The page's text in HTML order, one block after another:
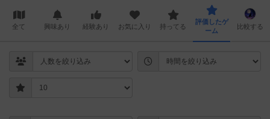
全て 興味あり 経験あり お気に入り 持ってる
評価したゲ
ーム
比較する